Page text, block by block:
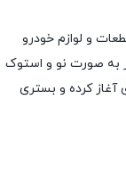
و لوازم خودرو
به صورت نو و استوک
آغاز کرده و بستری